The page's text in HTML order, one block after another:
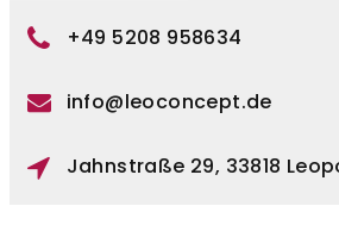
+49 5208 958634
info@leoconcept.de
Jahnstraße 29, 33818